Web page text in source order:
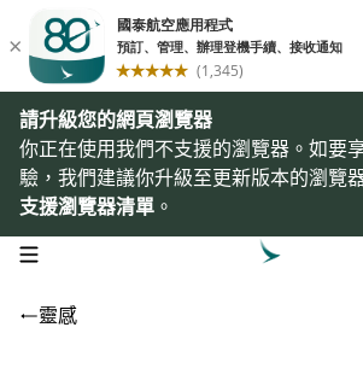
請升級您的網頁瀏覽器
你正在使用我們不支援的瀏覽器。如要
驗，我們建議你升級至更新版本的瀏覽
支援瀏覽器清單 。
open navigation menu
靈感